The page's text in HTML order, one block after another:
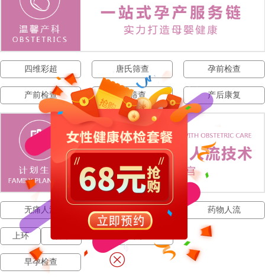
四维彩超 唐氏筛查 孕前检查
产前检查 NT筛查 产后康复
无痛人流 人流费用 药物人流
上环
早孕检查